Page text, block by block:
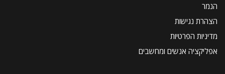
הנמר
הצהרת נגישות
מדיניות הפרטיות
אפליקציה אנשים ומחשבים